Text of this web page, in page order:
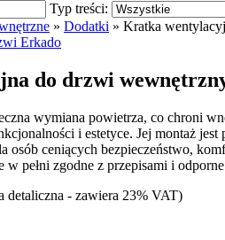
Typ treści:
» Dodatki » Kratka
do drzwi
wymiana powietrza, co chroni
i estetyce. Jej montaż
osób ceniących bezpieczeństwo,
w pełni zgodne z przepisami i
detaliczna - zawiera 23% VAT)